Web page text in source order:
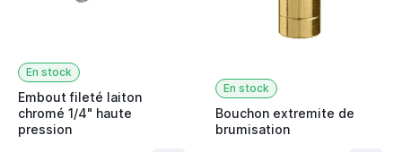
En stock
Embout fileté laiton
chromé 1/4" haute
pression
En stock
Bouchon extremite de
brumisation